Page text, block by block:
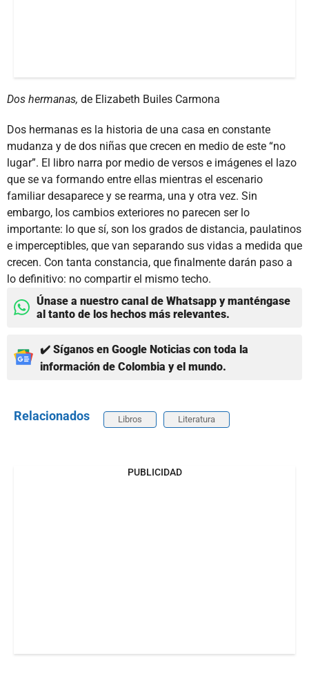
Dos hermanas, de Elizabeth Builes Carmona
Dos hermanas es la historia de una casa en constante
mudanza y de dos niñas que crecen en medio de este “no
lugar”. El libro narra por medio de versos e imágenes el lazo
que se va formando entre ellas mientras el escenario
familiar desaparece y se rearma, una y otra vez. Sin
embargo, los cambios exteriores no parecen ser lo
importante: lo que sí, son los grados de distancia, paulatinos
e imperceptibles, que van separando sus vidas a medida que
crecen. Con tanta constancia, que finalmente darán paso a
lo definitivo: no compartir el mismo techo.
Únase a nuestro canal de Whatsapp y manténgase
al tanto de los hechos más relevantes.
✔️ Síganos en Google Noticias con toda la
información de Colombia y el mundo.
Relacionados Libros Literatura
PUBLICIDAD